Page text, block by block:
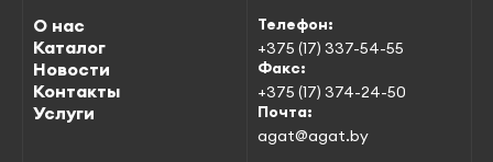
О нас
Каталог
Новости
Контакты
Услуги
Телефон:
+375 (17) 337-54-55
Факс:
+375 (17) 374-24-50
Почта:
agat@agat.by